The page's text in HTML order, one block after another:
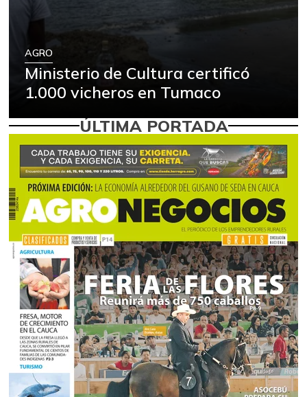
AGRO
Ministerio de Cultura certificó
1.000 vicheros en Tumaco
ÚLTIMA PORTADA